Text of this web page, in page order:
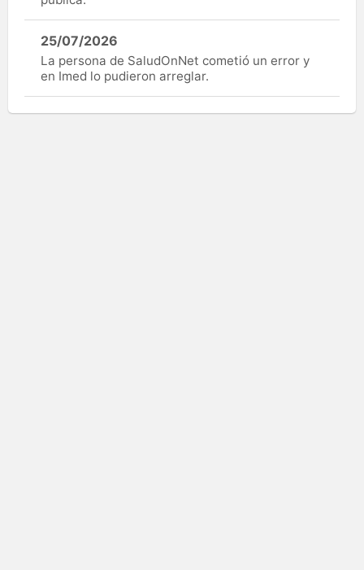
25/07/2026
La persona de SaludOnNet cometió un error y
en Imed lo pudieron arreglar.